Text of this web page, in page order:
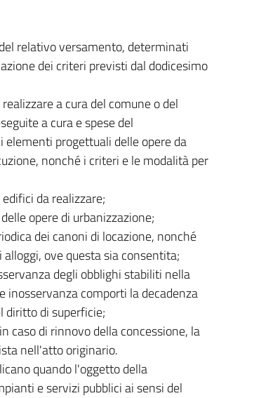
relativo versamento, determinati
dei criteri previsti dal dodicesimo
a cura del comune o del
a cura e spese del
progettuali delle opere da
nonché i criteri e le modalità per
da realizzare;
opere di urbanizzazione;
dei canoni di locazione, nonché
ove questa sia consentita;
degli obblighi stabiliti nella
inosservanza comporti la decadenza
diritto di superficie;
caso di rinnovo della concessione, la
nell'atto originario.
quando l'oggetto della
e servizi pubblici ai sensi del